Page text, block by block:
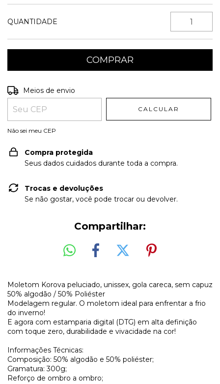
QUANTIDADE
Entregas para o CEP:
Meios de envio
CALCULAR
Não sei meu CEP
Compra protegida
Seus dados cuidados durante toda a compra.
Trocas e devoluções
Se não gostar, você pode trocar ou devolver.
Compartilhar:
Moletom Korova peluciado, unissex, gola careca, sem capuz
50% algodão / 50% Poliéster
Modelagem regular. O moletom ideal para enfrentar a frio
do inverno!
E agora com estamparia digital (DTG) em alta definição
com toque zero, durabilidade e vivacidade na cor!
Informações Técnicas:
Composição: 50% algodão e 50% poliéster;
Gramatura: 300g;
Reforço de ombro a ombro;